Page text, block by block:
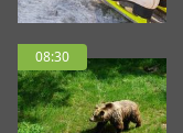
08:30